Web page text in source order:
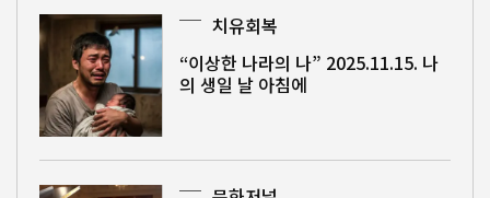
치유회복
“이상한 나라의 나” 2025.11.15. 나
의 생일 날 아침에